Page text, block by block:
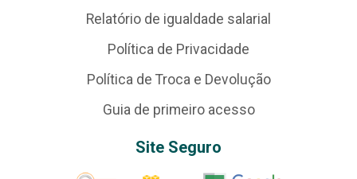
Relatório de igualdade salarial
Política de Privacidade
Política de Troca e Devolução
Guia de primeiro acesso
Site Seguro